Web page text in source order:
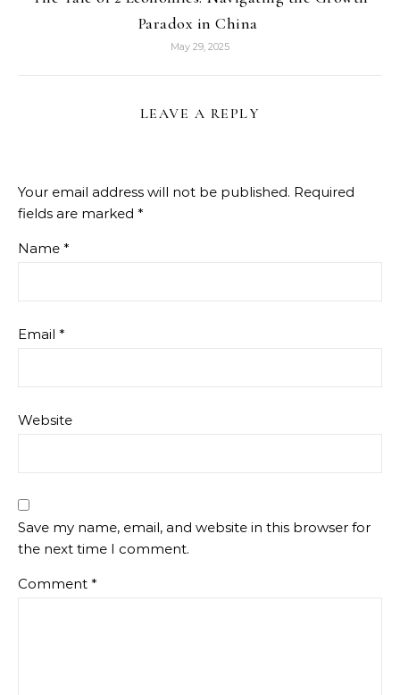
Paradox in China
May 29, 2025
LEAVE A REPLY
Your email address will not be published. Required
fields are marked *
Name *
Email *
Website
Save my name, email, and website in this browser for
the next time I comment.
Comment *